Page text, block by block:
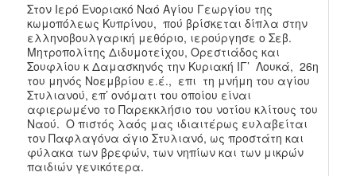
Στον Ιερό Eνοριακό Ναό Αγίου Γεωργίου της
κωμοπόλεως Κυπρίνου, πού βρίσκεται δίπλα στην
ελληνοβουλγαρική μεθόριο, ιερούργησε ο Σεβ.
Μητροπολίτης Διδυμοτείχου, Ορεστιάδος και
Σουφλίου κ Δαμασκηνός την Κυριακή ΙΓ’ Λουκά, 26η
του μηνός Νοεμβρίου ε.έ., επι τη μνήμη του αγίου
Στυλιανού, επ’ ονόματι του οποίου είναι
αφιερωμένο το Παρεκκλήσιο του νοτίου κλίτους του
Ναού. Ο πιστός λαός μας ιδιαιτέρως ευλαβείται
τον Παφλαγόνα άγιο Στυλιανό, ως προστάτη και
φύλακα των βρεφών, των νηπίων και των μικρών
παιδιών γενικότερα.